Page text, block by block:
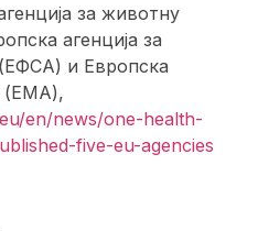
за животну
агенција за
и Европска
(ЕМА),
en/news/one-health-
five-eu-agencies